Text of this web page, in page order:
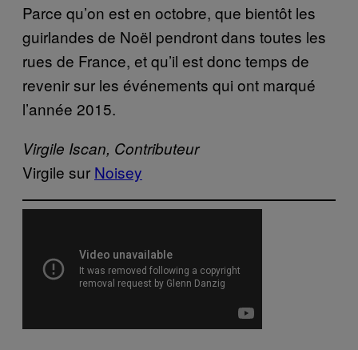
Parce qu’on est en octobre, que bientôt les
guirlandes de Noël pendront dans toutes les
rues de France, et qu’il est donc temps de
revenir sur les événements qui ont marqué
l’année 2015.
Virgile Iscan, Contributeur
Virgile sur Noisey